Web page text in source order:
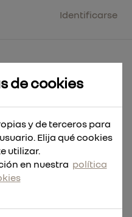
Identificarse
220V CON
+ PISTOLA AUT.
de cookies
y de terceros para
Elija qué cookies
utilizar.
en nuestra política